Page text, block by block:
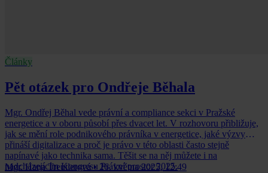
Články
Pět otázek pro Ondřeje Běhala
Mgr. Ondřej Běhal vede právní a compliance sekci v Pražské
energetice a v oboru působí přes dvacet let. V rozhovoru přibližuje,
jak se mění role podnikového právníka v energetice, jaké výzvy
přináší digitalizace a proč je právo v této oblasti často stejně
napínavé jako technika sama. Těšit se na něj můžete i na
nadcházejícím Kongresu Právní prostor 2025.
Mgr. Hana Treutlerová • 26. května 2025, 12:49